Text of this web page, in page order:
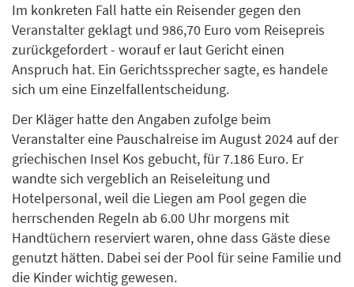
Im konkreten Fall hatte ein Reisender gegen den
Veranstalter geklagt und 986,70 Euro vom Reisepreis
zurückgefordert - worauf er laut Gericht einen
Anspruch hat. Ein Gerichtssprecher sagte, es handele
sich um eine Einzelfallentscheidung.
Der Kläger hatte den Angaben zufolge beim
Veranstalter eine Pauschalreise im August 2024 auf der
griechischen Insel Kos gebucht, für 7.186 Euro. Er
wandte sich vergeblich an Reiseleitung und
Hotelpersonal, weil die Liegen am Pool gegen die
herrschenden Regeln ab 6.00 Uhr morgens mit
Handtüchern reserviert waren, ohne dass Gäste diese
genutzt hätten. Dabei sei der Pool für seine Familie und
die Kinder wichtig gewesen.